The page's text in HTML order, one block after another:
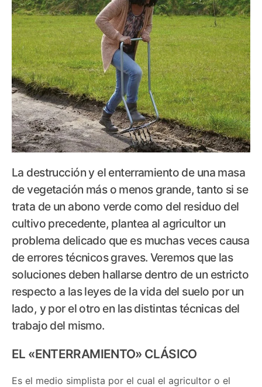
La destrucción y el enterramiento de una masa
de vegetación más o menos grande, tanto si se
trata de un abono verde como del residuo del
cultivo precedente, plantea al agricultor un
problema delicado que es muchas veces causa
de errores técnicos graves. Veremos que las
soluciones deben hallarse dentro de un estricto
respecto a las leyes de la vida del suelo por un
lado, y por el otro en las distintas técnicas del
trabajo del mismo.
EL «ENTERRAMIENTO» CLÁSICO
Es el medio simplista por el cual el agricultor o el